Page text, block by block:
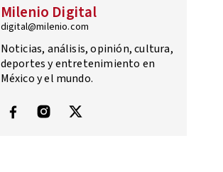
Milenio Digital
digital@milenio.com
Noticias, análisis, opinión, cultura,
deportes y entretenimiento en
México y el mundo.